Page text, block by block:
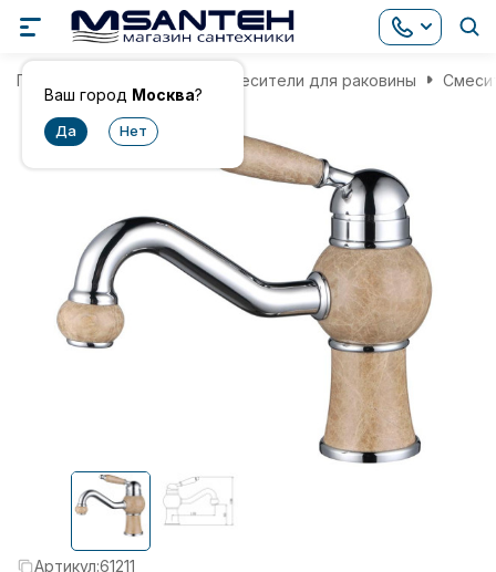
Ваш город Москва?
Главная Смесители для раковины
Артикул:61211